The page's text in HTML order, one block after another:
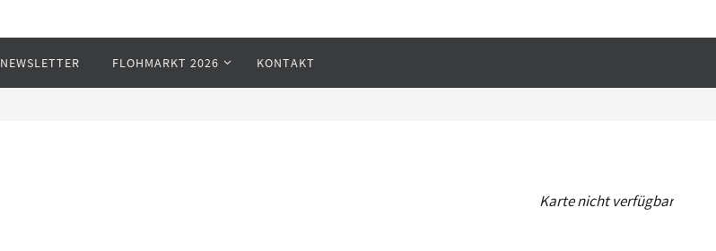
NEWSLETTER FLOHMARKT 2026 KONTAKT
Karte nicht verfügbar